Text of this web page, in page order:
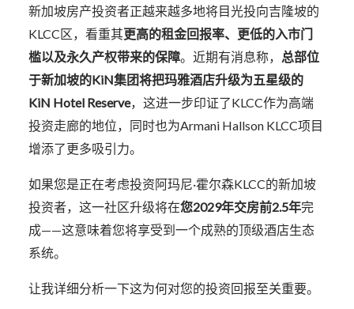
新加坡房产投资者正越来越多地将目光投向吉隆坡的
KLCC区，看重其更高的租金回报率、更低的入市门
槛以及永久产权带来的保障。近期有消息称， 总部位
于新加坡的KiN集团将把玛雅酒店升级为五星级的
KiN Hotel Reserve，这进一步印证了KLCC作为高端
投资走廊的地位，同时也为Armani Hallson KLCC项目
增添了更多吸引力。
如果您是正在考虑投资阿玛尼·霍尔森KLCC的新加坡
投资者，这一社区升级将在您2029年交房前2.5年完
成——这意味着您将享受到一个成熟的顶级酒店生态
系统。
让我详细分析一下这为何对您的投资回报至关重要。